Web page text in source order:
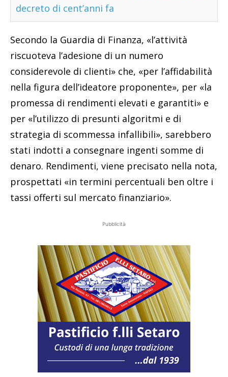
decreto di cent’anni fa
Secondo la Guardia di Finanza, «l’attività
riscuoteva l’adesione di un numero
considerevole di clienti» che, «per l’affidabilità
nella figura dell’ideatore proponente», per «la
promessa di rendimenti elevati e garantiti» e
per «l’utilizzo di presunti algoritmi e di
strategia di scommessa infallibili», sarebbero
stati indotti a consegnare ingenti somme di
denaro. Rendimenti, viene precisato nella nota,
prospettati «in termini percentuali ben oltre i
tassi offerti sul mercato finanziario».
Pubblicità